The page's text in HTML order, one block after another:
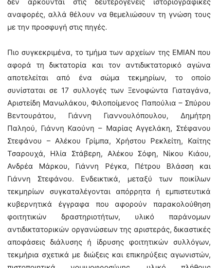
αναφορές, αλλά θέλουν να θεμελιώσουν τη γνώση τους
με την προσφυγή στις πηγές.
Πιο συγκεκριμένα, το τμήμα των αρχείων της ΕΜΙΑΝ που
αφορά τη δικτατορία και τον αντιδικτατορικό αγώνα
αποτελείται από ένα σώμα τεκμηρίων, το οποίο
συνίσταται σε 17 συλλογές των Ξενοφώντα Γιαταγάνα,
Αριστείδη Μανωλάκου, Φιλοποίμενος Παπούλια – Σπύρου
Βεντουράτου, Γιάννη Γιαννουλόπουλου, Δημήτρη
Παληού, Γιάννη Καούνη – Μαρίας Αγγελάκη, Στέφανου
Στεφάνου – Αλέκου Γρίμπα, Χρήστου Ρεκλείτη, Καίτης
Τσαρουχά, Ηλία Στάβερη, Αλέκου Σόφη, Νίκου Κιάου,
Ανδρέα Μάρκου, Γιάννη Ρέγκα, Πέτρου Βλάσση και
Γιάννη Στεφάνου. Ενδεικτικά, μεταξύ των ποικίλων
τεκμηρίων συγκαταλέγονται απόρρητα ή εμπιστευτικά
κυβερνητικά έγγραφα που αφορούν παρακολούθηση
φοιτητικών δραστηριοτήτων, υλικό παράνομων
αντιδικτατορικών οργανώσεων της αριστεράς, δικαστικές
αποφάσεις διάλυσης ή ίδρυσης φοιτητικών συλλόγων,
τεκμήρια σχετικά με διώξεις και επικηρύξεις αγωνιστών,